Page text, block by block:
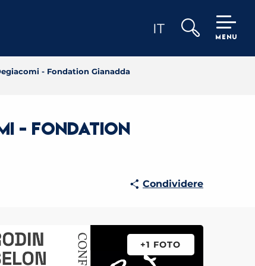
IT
MENU
- Fondation Gianadda
- Fondation
Condividere
+1 FOTO